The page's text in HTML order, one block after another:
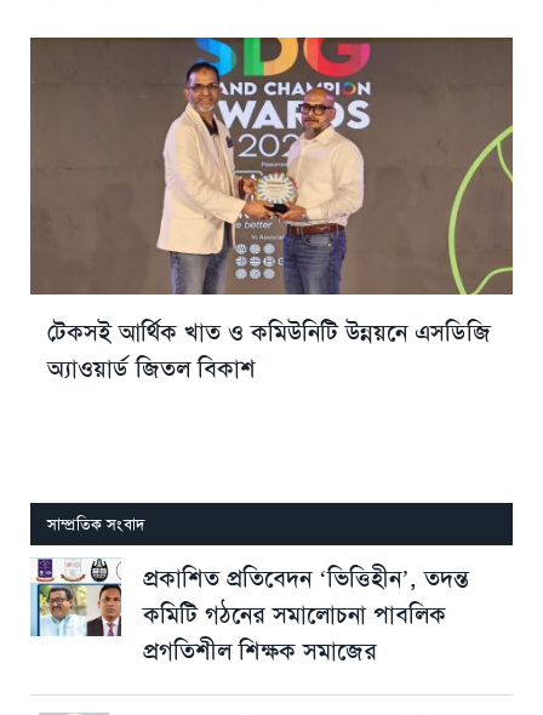
টেকসই আর্থিক খাত ও কমিউনিটি উন্নয়নে এসডিজি
অ্যাওয়ার্ড জিতল বিকাশ
সাম্প্রতিক সংবাদ
প্রকাশিত প্রতিবেদন ‘ভিত্তিহীন’, তদন্ত
কমিটি গঠনের সমালোচনা পাবলিক
প্রগতিশীল শিক্ষক সমাজের